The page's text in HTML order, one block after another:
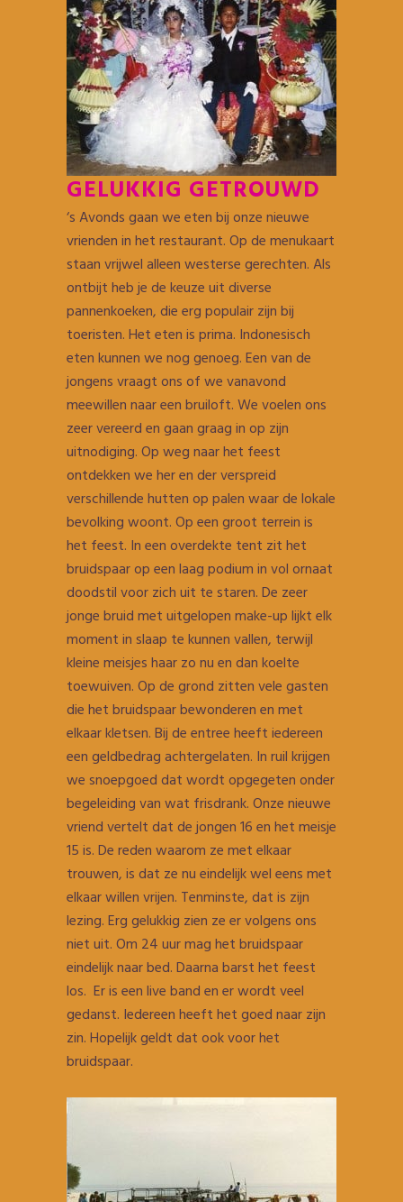
GELUKKIG GETROUWD
‘s Avonds gaan we eten bij onze nieuwe
vrienden in het restaurant. Op de menukaart
staan vrijwel alleen westerse gerechten. Als
ontbijt heb je de keuze uit diverse
pannenkoeken, die erg populair zijn bij
toeristen. Het eten is prima. Indonesisch
eten kunnen we nog genoeg. Een van de
jongens vraagt ons of we vanavond
meewillen naar een bruiloft. We voelen ons
zeer vereerd en gaan graag in op zijn
uitnodiging. Op weg naar het feest
ontdekken we her en der verspreid
verschillende hutten op palen waar de lokale
bevolking woont. Op een groot terrein is
het feest. In een overdekte tent zit het
bruidspaar op een laag podium in vol ornaat
doodstil voor zich uit te staren. De zeer
jonge bruid met uitgelopen make-up lijkt elk
moment in slaap te kunnen vallen, terwijl
kleine meisjes haar zo nu en dan koelte
toewuiven. Op de grond zitten vele gasten
die het bruidspaar bewonderen en met
elkaar kletsen. Bij de entree heeft iedereen
een geldbedrag achtergelaten. In ruil krijgen
we snoepgoed dat wordt opgegeten onder
begeleiding van wat frisdrank. Onze nieuwe
vriend vertelt dat de jongen 16 en het meisje
15 is. De reden waarom ze met elkaar
trouwen, is dat ze nu eindelijk wel eens met
elkaar willen vrijen. Tenminste, dat is zijn
lezing. Erg gelukkig zien ze er volgens ons
niet uit. Om 24 uur mag het bruidspaar
eindelijk naar bed. Daarna barst het feest
los. Er is een live band en er wordt veel
gedanst. Iedereen heeft het goed naar zijn
zin. Hopelijk geldt dat ook voor het
bruidspaar.